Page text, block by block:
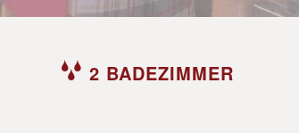
2 BADEZIMMER